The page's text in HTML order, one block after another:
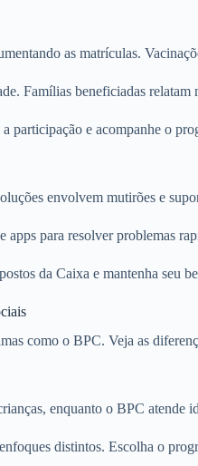
as matrículas.
Famílias beneficiadas
participação e acompanhe o
envolvem mutirões e
para resolver problemas
da Caixa e mantenha seu
como o BPC. Veja as
enquanto o BPC atende
distintos. Escolha o